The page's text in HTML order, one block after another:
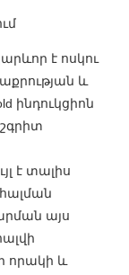
է ոսկու
և
ինդուկցիոն
է տալիս
այս
և